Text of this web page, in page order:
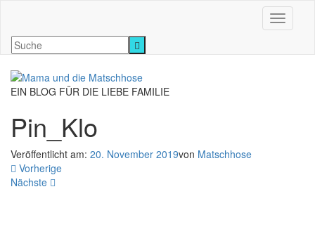
EIN BLOG FÜR DIE LIEBE FAMILIE
Pin_Klo
Veröffentlicht am: 20. November 2019von Matschhose
Vorherige
Nächste